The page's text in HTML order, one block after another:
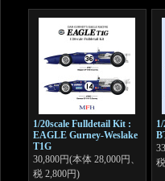
1/20scale Fulldetail Kit :
EAGLE Gurney-Weslake
T1G
30,800円(本体 28,000円、
税 2,800円)